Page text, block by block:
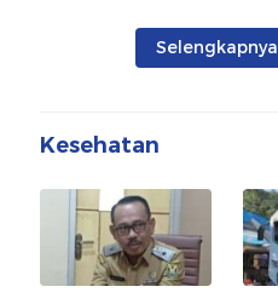
Selengkapnya
Kesehatan